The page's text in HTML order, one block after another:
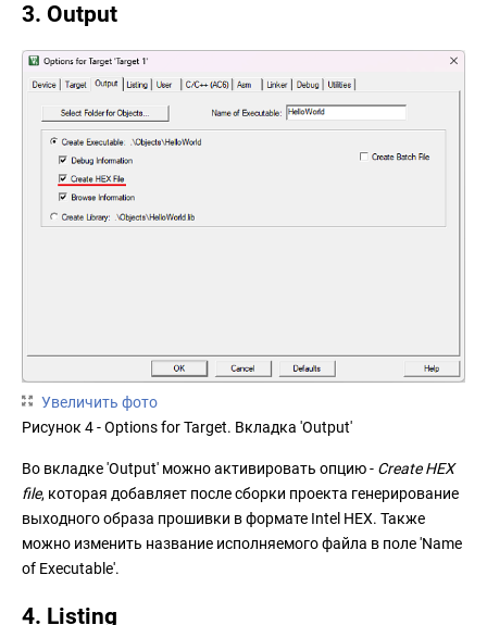
3. Output
Увеличить фото
Рисунок 4 - Options for Target. Вкладка 'Output'
Во вкладке 'Output' можно активировать опцию - Create HEX
file, которая добавляет после сборки проекта генерирование
выходного образа прошивки в формате Intel HEX. Также
можно изменить название исполняемого файла в поле 'Name
of Executable'.
4. Listing